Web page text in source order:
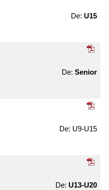
U15
Senior
U9-U15
U13-U20